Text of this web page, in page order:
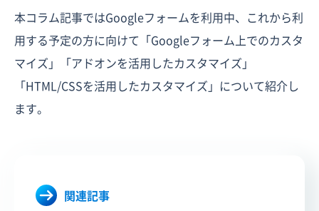
本コラム記事ではGoogleフォームを利用中、これから利
用する予定の方に向けて「Googleフォーム上でのカスタ
マイズ」「アドオンを活用したカスタマイズ」
「HTML/CSSを活用したカスタマイズ」について紹介し
ます。
関連記事